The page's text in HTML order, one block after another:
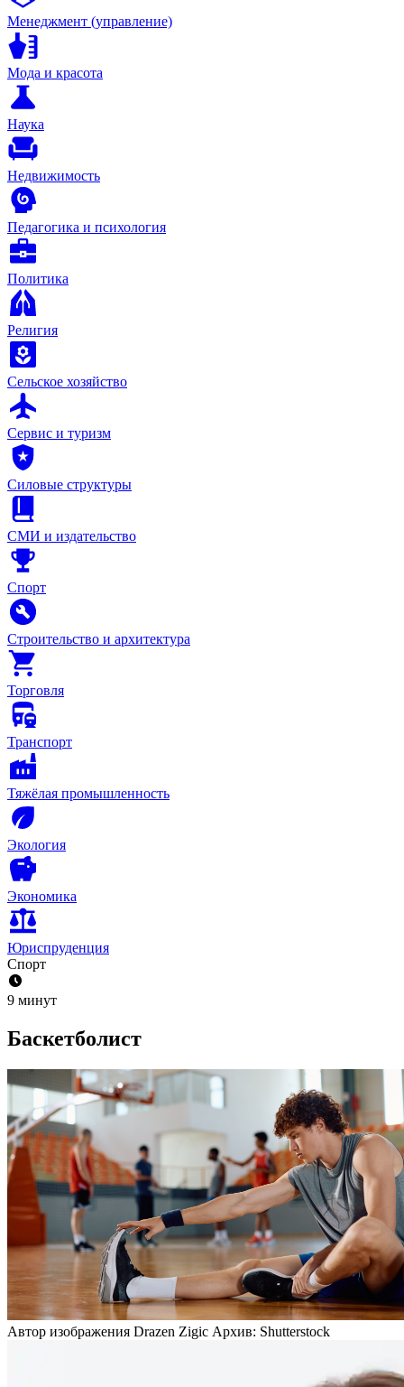
Менеджмент (управление)
Мода и красота
Наука
Недвижимость
Педагогика и психология
Политика
Религия
Сельское хозяйство
Сервис и туризм
Силовые структуры
СМИ и издательство
Спорт
Строительство и архитектура
Торговля
Транспорт
Тяжёлая промышленность
Экология
Экономика
Юриспруденция
Спорт
9 минут
Баскетболист
Автор изображения Drazen Zigic Архив: Shutterstock